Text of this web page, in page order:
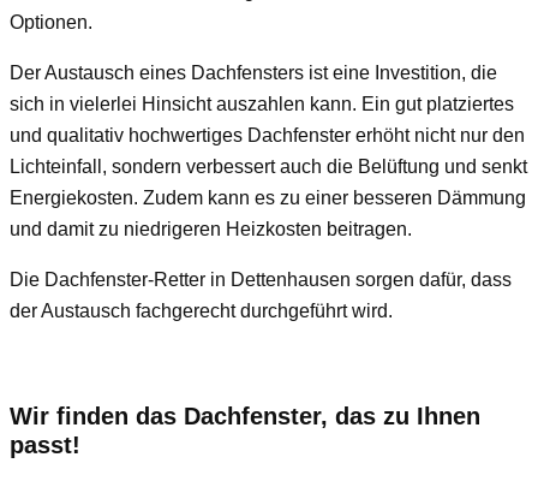
Optionen.
Der Austausch eines Dachfensters ist eine Investition, die
sich in vielerlei Hinsicht auszahlen kann. Ein gut platziertes
und qualitativ hochwertiges Dachfenster erhöht nicht nur den
Lichteinfall, sondern verbessert auch die Belüftung und senkt
Energiekosten. Zudem kann es zu einer besseren Dämmung
und damit zu niedrigeren Heizkosten beitragen.
Die Dachfenster-Retter in Dettenhausen sorgen dafür, dass
der Austausch fachgerecht durchgeführt wird.
Wir finden das Dachfenster, das zu Ihnen
passt!